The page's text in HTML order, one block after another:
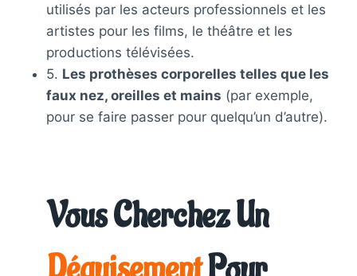
utilisés par les acteurs professionnels et les
artistes pour les films, le théâtre et les
productions télévisées.
5. Les prothèses corporelles telles que les
faux nez, oreilles et mains (par exemple,
pour se faire passer pour quelqu’un d’autre).
Vous Cherchez Un